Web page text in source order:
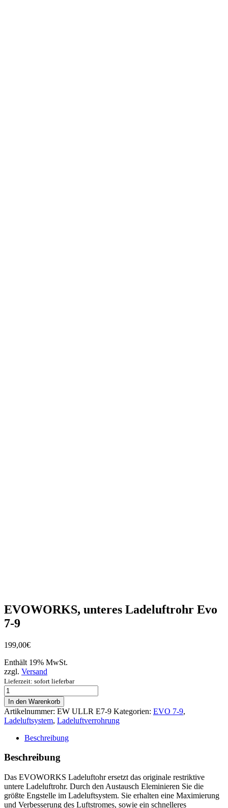
EVOWORKS, unteres Ladeluftrohr Evo
7-9
199,00€
Enthält 19% MwSt.
zzgl. Versand
Lieferzeit: sofort lieferbar
EVOWORKS,
unteres
Ladeluftrohr
Evo
7-
Menge
In den Warenkorb
Artikelnummer: EW ULLR E7-9 Kategorien: EVO 7-9,
Ladeluftsystem, Ladeluftverrohrung
Beschreibung
Beschreibung
Das EVOWORKS Ladeluftohr ersetzt das originale restriktive
untere Ladeluftrohr. Durch den Austausch Eleminieren Sie die
größte Engstelle im Ladeluftsystem. Sie erhalten eine Maximierung
und Verbesserung des Luftstromes, sowie ein schnelleres